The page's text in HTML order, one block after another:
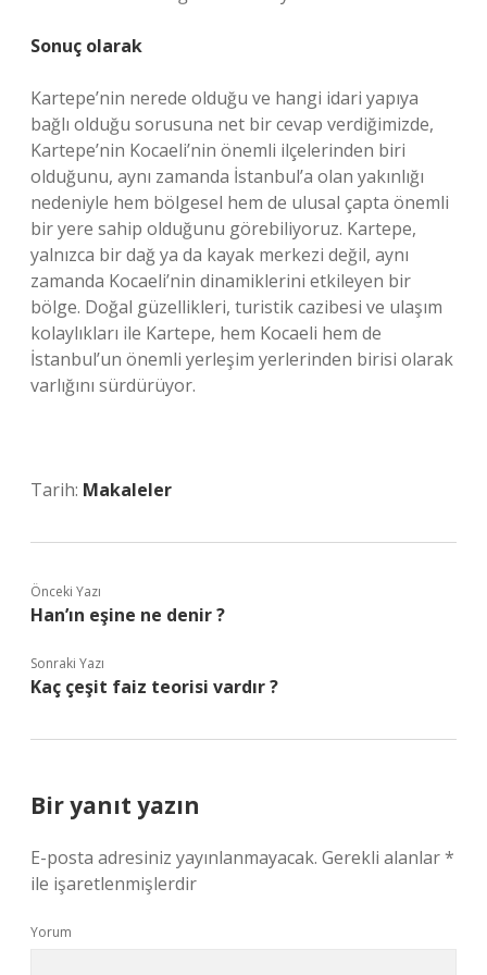
Sonuç olarak
Kartepe’nin nerede olduğu ve hangi idari yapıya
bağlı olduğu sorusuna net bir cevap verdiğimizde,
Kartepe’nin Kocaeli’nin önemli ilçelerinden biri
olduğunu, aynı zamanda İstanbul’a olan yakınlığı
nedeniyle hem bölgesel hem de ulusal çapta önemli
bir yere sahip olduğunu görebiliyoruz. Kartepe,
yalnızca bir dağ ya da kayak merkezi değil, aynı
zamanda Kocaeli’nin dinamiklerini etkileyen bir
bölge. Doğal güzellikleri, turistik cazibesi ve ulaşım
kolaylıkları ile Kartepe, hem Kocaeli hem de
İstanbul’un önemli yerleşim yerlerinden birisi olarak
varlığını sürdürüyor.
Tarih: Makaleler
Önceki Yazı
Han’ın eşine ne denir ?
Sonraki Yazı
Kaç çeşit faiz teorisi vardır ?
Bir yanıt yazın
E-posta adresiniz yayınlanmayacak. Gerekli alanlar*
ile işaretlenmişlerdir
Yorum